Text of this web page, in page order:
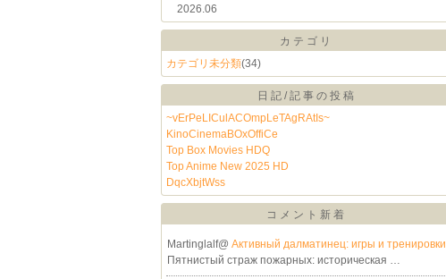
2026.06
カテゴリ
カテゴリ未分類(34)
日記/記事の投稿
~vErPeLICulACOmpLeTAgRAtIs~
KinoCinemaBOxOffiCe
Top Box Movies HDQ
Top Anime New 2025 HD
DqcXbjtWss
コメント新着
Martinglalf@ Активный далматинец: игры и тренировки
Пятнистый страж пожарных: историческая …